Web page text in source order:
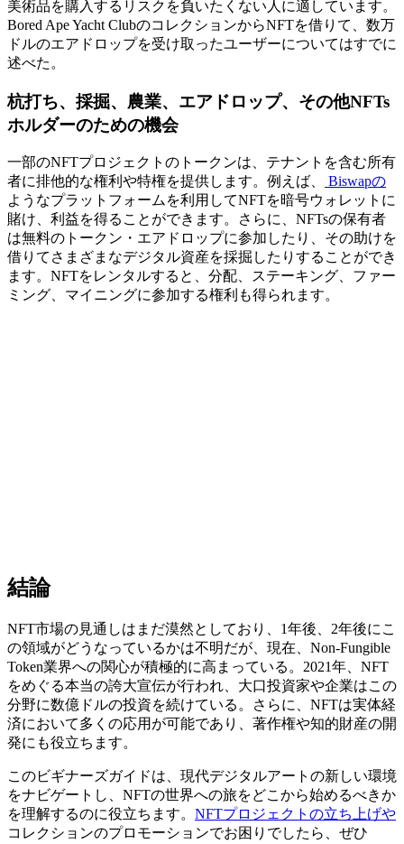
美術品を購入するリスクを負いたくない人に適しています。
Bored Ape Yacht ClubのコレクションからNFTを借りて、数万
ドルのエアドロップを受け取ったユーザーについてはすでに
述べた。
杭打ち、採掘、農業、エアドロップ、その他NFTs
ホルダーのための機会
一部のNFTプロジェクトのトークンは、テナントを含む所有
者に排他的な権利や特権を提供します。例えば、
Biswapの
ようなプラットフォームを利用してNFTを暗号ウォレットに
賭け、利益を得ることができます。さらに、NFTsの保有者
は無料のトークン・エアドロップに参加したり、その助けを
借りてさまざまなデジタル資産を採掘したりすることができ
ます。NFTをレンタルすると、分配、ステーキング、ファー
ミング、マイニングに参加する権利も得られます。
結論
NFT市場の見通しはまだ漠然としており、1年後、2年後にこ
の領域がどうなっているかは不明だが、現在、Non-Fungible
Token業界への関心が積極的に高まっている。2021年、NFT
をめぐる本当の誇大宣伝が行われ、大口投資家や企業はこの
分野に数億ドルの投資を続けている。さらに、NFTは実体経
済において多くの応用が可能であり、著作権や知的財産の開
発にも役立ちます。
このビギナーズガイドは、現代デジタルアートの新しい環境
をナビゲートし、NFTの世界への旅をどこから始めるべきか
を理解するのに役立ちます。 NFTプロジェクトの立ち上げや
コレクションのプロモーションでお困りでしたら、ぜひ